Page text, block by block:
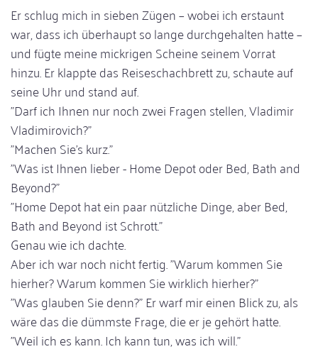
Er schlug mich in sieben Zügen – wobei ich erstaunt
war, dass ich überhaupt so lange durchgehalten hatte –
und fügte meine mickrigen Scheine seinem Vorrat
hinzu. Er klappte das Reiseschachbrett zu, schaute auf
seine Uhr und stand auf.
"Darf ich Ihnen nur noch zwei Fragen stellen, Vladimir
Vladimirovich?"
"Machen Sie's kurz."
"Was ist Ihnen lieber - Home Depot oder Bed, Bath and
Beyond?"
"Home Depot hat ein paar nützliche Dinge, aber Bed,
Bath and Beyond ist Schrott."
Genau wie ich dachte.
Aber ich war noch nicht fertig. "Warum kommen Sie
hierher? Warum kommen Sie wirklich hierher?"
"Was glauben Sie denn?" Er warf mir einen Blick zu, als
wäre das die dümmste Frage, die er je gehört hatte.
"Weil ich es kann. Ich kann tun, was ich will."